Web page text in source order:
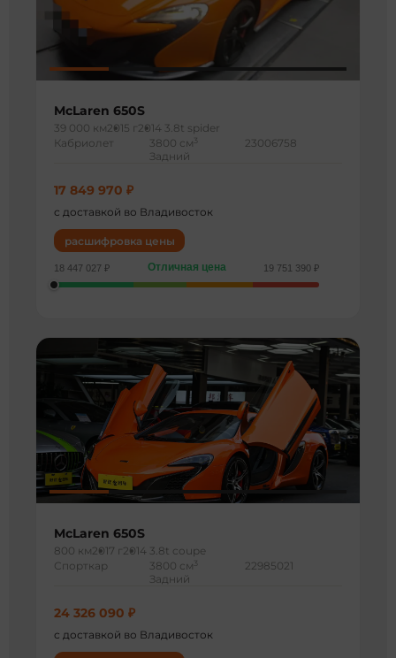
McLaren 650S
39 000 км2015 г 2014 3.8t spider
Кабриолет
3800 см 3
Задний
23006758
17 849 970 ₽
с доставкой во Владивосток
расшифровка цены
18 447 027 ₽ Отличная цена 19 751 390 ₽
McLaren 650S
800 км2017 г 2014 3.8t coupe
Спорткар
3800 см 3
Задний
22985021
24 326 090 ₽
с доставкой во Владивосток